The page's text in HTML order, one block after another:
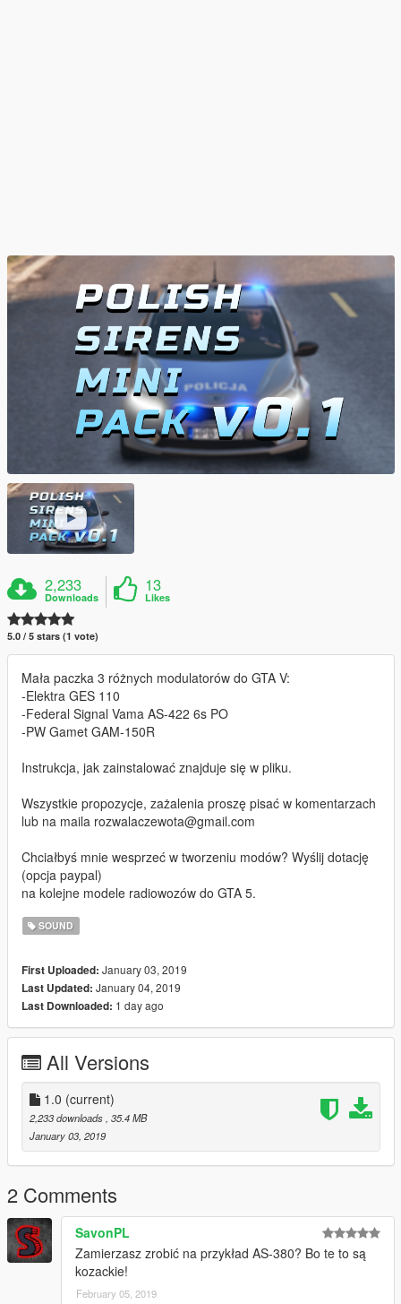
2,233
Downloads
13
Likes
5.0 / 5 stars (1 vote)
Mała paczka 3 różnych modulatorów do GTA V:
-Elektra GES 110
-Federal Signal Vama AS-422 6s PO
-PW Gamet GAM-150R
Instrukcja, jak zainstalować znajduje się w pliku.
Wszystkie propozycje, zażalenia proszę pisać w komentarzach
lub na maila rozwalaczewota@gmail.com
Chciałbyś mnie wesprzeć w tworzeniu modów? Wyślij dotację
(opcja paypal)
na kolejne modele radiowozów do GTA 5.
SOUND
First Uploaded: January 03, 2019
Last Updated: January 04, 2019
Last Downloaded: 1 day ago
All Versions
1.0 (current)
2,233 downloads, 35.4 MB
January 03, 2019
2 Comments
SavonPL
Zamierzasz zrobić na przykład AS-380? Bo te to są
kozackie!
February 05, 2019